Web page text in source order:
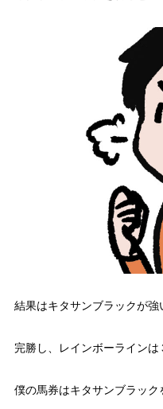
結果はキタサンブラックが強
完勝し、レインボーライン
僕の馬券はキタサンブラッ